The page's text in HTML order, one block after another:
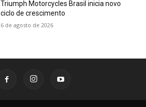
Triumph Motorcycles Brasil inicia novo
ciclo de crescimento
6 de agosto de 2026